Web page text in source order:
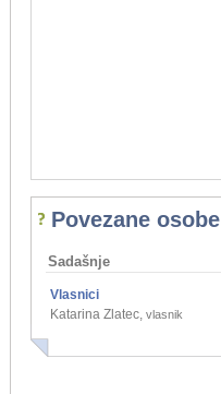
Povezane osobe
Sadašnje
Vlasnici
Katarina Zlatec, vlasnik